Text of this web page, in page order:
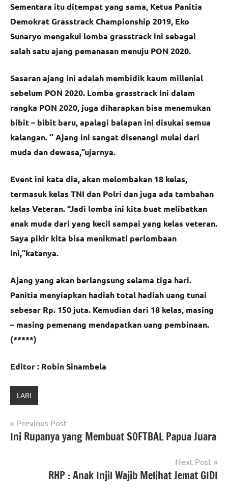
Sementara itu ditempat yang sama, Ketua Panitia
Demokrat Grasstrack Championship 2019, Eko
Sunaryo mengakui lomba grasstrack ini sebagai
salah satu ajang pemanasan menuju PON 2020.
Sasaran ajang ini adalah membidik kaum millenial
sebelum PON 2020. Lomba grasstrack Ini dalam
rangka PON 2020, juga diharapkan bisa menemukan
bibit – bibit baru, apalagi balapan ini disukai semua
kalangan. ‘’ Ajang ini sangat disenangi mulai dari
muda dan dewasa,”ujarnya.
Event ini kata dia, akan melombakan 18 kelas,
termasuk kelas TNI dan Polri dan juga ada tambahan
kelas Veteran. “Jadi lomba ini kita buat melibatkan
anak muda dari yang kecil sampai yang kelas veteran.
Saya pikir kita bisa menikmati perlombaan
ini,”katanya.
Ajang yang akan berlangsung selama tiga hari.
Panitia menyiapkan hadiah total hadiah uang tunai
sebesar Rp. 150 juta. Kemudian dari 18 kelas, masing
– masing pemenang mendapatkan uang pembinaan.
(*****)
Editor : Robin Sinambela
LARI
Navigasi
pos
Previous Post
Ini Rupanya yang Membuat SOFTBAL Papua Juara
Next Post
RHP : Anak Injil Wajib Melihat Jemat GIDI